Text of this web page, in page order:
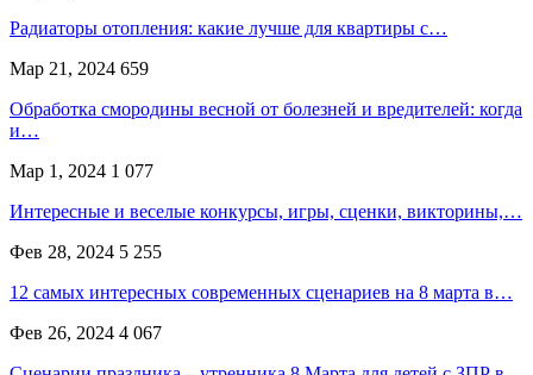
Радиаторы отопления: какие лучше для квартиры с…
Мар 21, 2024 659
Обработка смородины весной от болезней и вредителей: когда
и…
Мар 1, 2024 1 077
Интересные и веселые конкурсы, игры, сценки, викторины,…
Фев 28, 2024 5 255
12 самых интересных современных сценариев на 8 марта в…
Фев 26, 2024 4 067